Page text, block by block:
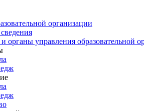
организации
органы управления образовательной